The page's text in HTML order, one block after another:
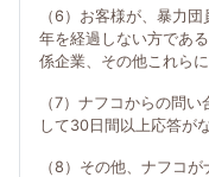
（6）お客様が、暴力
年を経過しない方であ
係企業、その他これら
（7）ナフコからの問
して30日間以上応答が
（8）その他、ナフコ